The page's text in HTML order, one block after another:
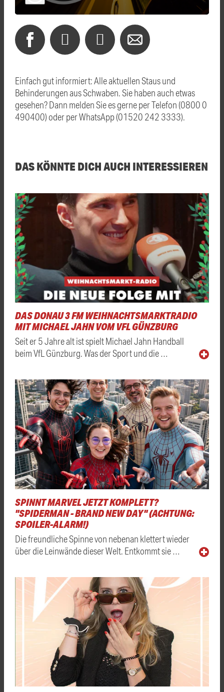
Einfach gut informiert: Alle aktuellen Staus und
Behinderungen aus Schwaben. Sie haben auch etwas
gesehen? Dann melden Sie es gerne per Telefon (0800 0
490400) oder per WhatsApp (01520 242 3333).
DAS KÖNNTE DICH AUCH INTERESSIEREN
DAS DONAU 3 FM WEIHNACHTSMARKTRADIO
MIT MICHAEL JAHN VOM VFL GÜNZBURG
Seit er 5 Jahre alt ist spielt Michael Jahn Handball
beim VfL Günzburg. Was der Sport und die …
SPINNT MARVEL JETZT KOMPLETT?
"SPIDERMAN - BRAND NEW DAY" (ACHTUNG:
SPOILER-ALARM!)
Die freundliche Spinne von nebenan klettert wieder
über die Leinwände dieser Welt. Entkommt sie …